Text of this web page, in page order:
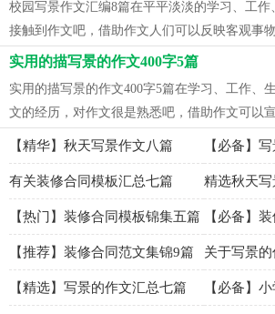
校园写景作文汇编8篇在平平淡淡的学习、工作
接触到作文吧，借助作文人们可以反映客观事
递...
实用的描写景的作文400字5篇
实用的描写景的作文400字5篇在学习、工作、
文的经历，对作文很是熟悉吧，借助作文可以
自己的心...
【精华】秋天写景作文八篇 【必备】
有关装修合同模板汇总七篇 精选秋天
【热门】装修合同模板锦集五篇 【必备】
【推荐】装修合同范文集锦9篇 关于写景
【精选】写景的作文汇总七篇 【必备】